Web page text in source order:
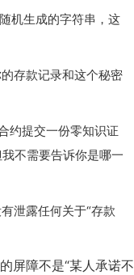
机生成的字符串，这
存款记录和这个秘密
约提交一份零知识证
不需要告诉你是哪一
泄露任何关于“存款
屏障不是“某人承诺不